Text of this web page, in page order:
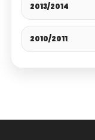
2013/2014
2010/2011